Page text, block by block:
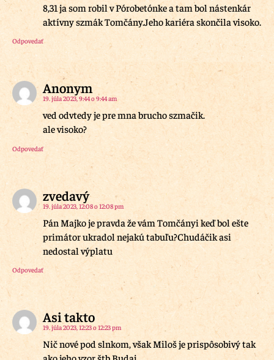
8,31 ja som robil v Pórobetónke a tam bol nástenkár
aktívny szmák Tomčány.Jeho kariéra skončila visoko.
Odpovedať
Anonym
19. júla 2023, 9:44 o 9:44 am
ved odvtedy je pre mna brucho szmačik.
ale visoko?
Odpovedať
zvedavý
19. júla 2023, 12:08 o 12:08 pm
Pán Majko je pravda že vám Tomčányi keď bol ešte
primátor ukradol nejakú tabuľu?Chudáčik asi
nedostal výplatu
Odpovedať
Asi takto
19. júla 2023, 12:23 o 12:23 pm
Nič nové pod slnkom, však Miloš je prispôsobivý tak